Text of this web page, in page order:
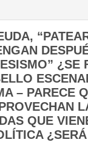
– PARECE
QUE